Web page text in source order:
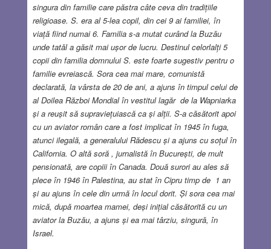
singura din familie care păstra câte ceva din tradițiile
religioase. S. era al 5-lea copil, din cei 9 ai familiei, în
viață fiind numai 6. Familia s-a mutat curând la Buzău
unde tatăl a găsit mai ușor de lucru. Destinul celorlalți 5
copii din familia domnului S. este foarte sugestiv pentru o
familie evreiască. Sora cea mai mare, comunistă
declarată, la vârsta de 20 de ani, a ajuns în timpul celui de
al Doilea Război Mondial în vestitul lagăr de la Wapniarka
și a reușit să supraviețuiască ca și alții. S-a căsătorit apoi
cu un aviator român care a fost implicat în 1945 în fuga,
atunci ilegală, a generalului Rădescu și a ajuns cu soțul în
California. O altă soră , jurnalistă în București, de mult
pensionată, are copiii în Canada. Două surori au ales să
plece în 1946 în Palestina, au stat în Cipru timp de 1 an
și au ajuns în cele din urmă în locul dorit. Și sora cea mai
mică, după moartea mamei, deși inițial căsătorită cu un
aviator la Buzău, a ajuns și ea mai târziu, singură, în
Israel.